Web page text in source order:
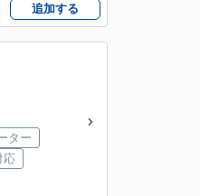
追加する
ター
応